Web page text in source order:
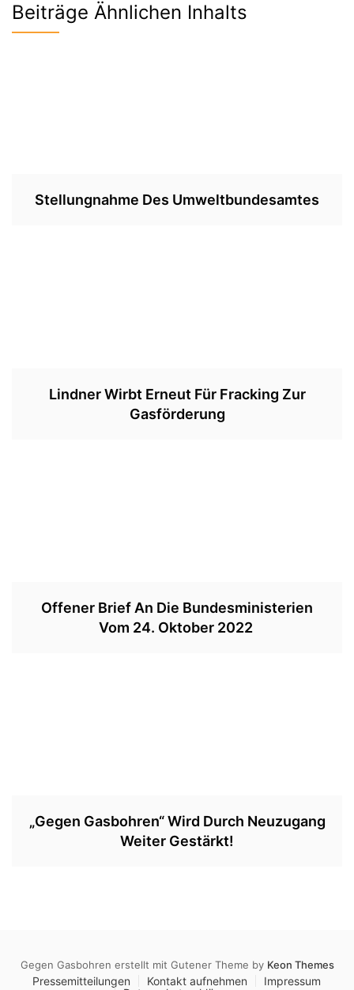
Beiträge Ähnlichen Inhalts
Stellungnahme Des Umweltbundesamtes
Lindner Wirbt Erneut Für Fracking Zur
Gasförderung
Offener Brief An Die Bundesministerien
Vom 24. Oktober 2022
„Gegen Gasbohren“ Wird Durch Neuzugang
Weiter Gestärkt!
Gegen Gasbohren erstellt mit Gutener Theme by Keon Themes
Pressemitteilungen Kontakt aufnehmen
Impressum